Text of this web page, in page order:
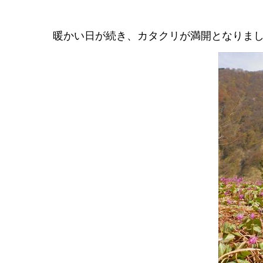
暖かい日が続き、カタクリが満開となりま